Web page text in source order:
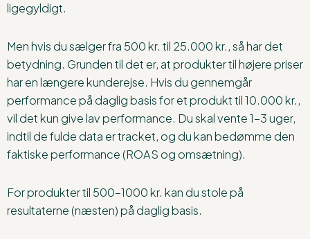
ligegyldigt.
Men hvis du sælger fra 500 kr. til 25.000 kr., så har det
betydning. Grunden til det er, at produkter til højere priser
har en længere kunderejse. Hvis du gennemgår
performance på daglig basis for et produkt til 10.000 kr.,
vil det kun give lav performance. Du skal vente 1-3 uger,
indtil de fulde data er tracket, og du kan bedømme den
faktiske performance (ROAS og omsætning).
For produkter til 500-1000 kr. kan du stole på
resultaterne (næsten) på daglig basis.